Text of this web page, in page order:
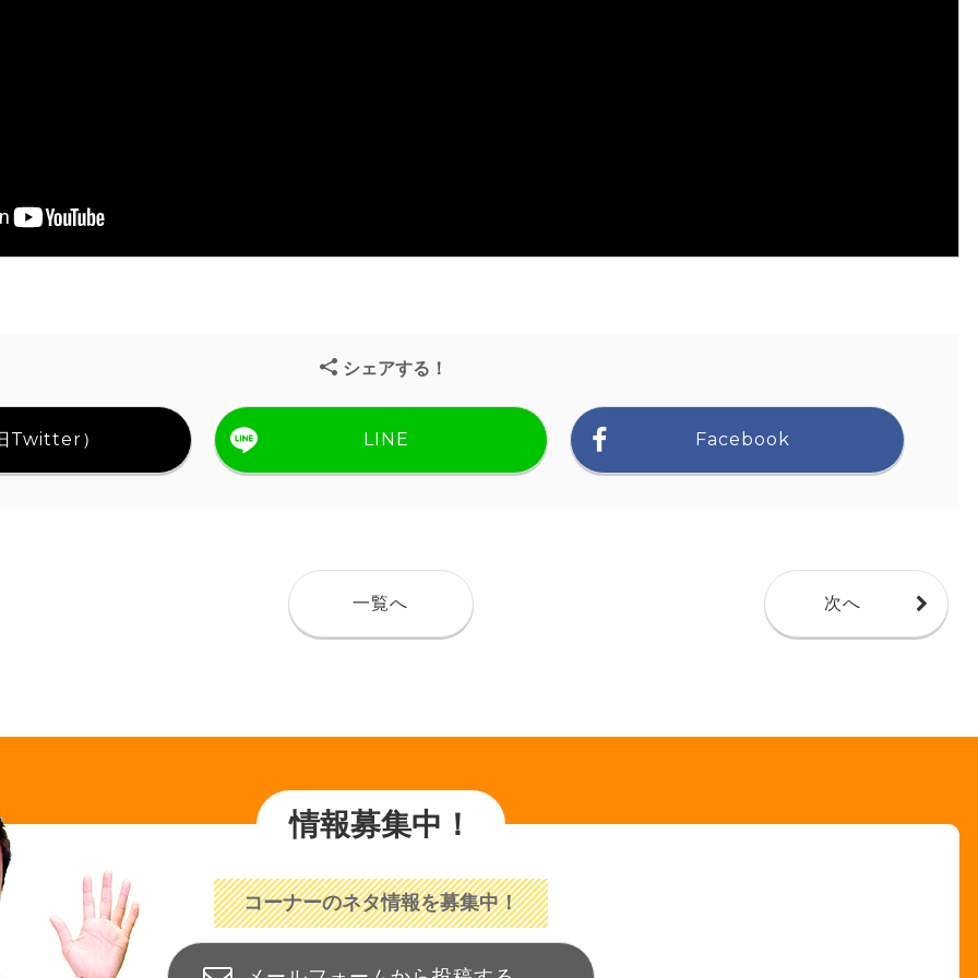
シェアする！
Twitter） LINE Facebook
一覧へ 次へ
情報募集中！
コーナーのネタ情報を募集中！